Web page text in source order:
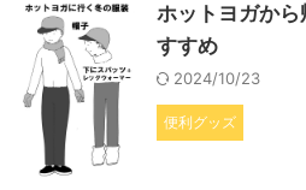
ホットヨガか
すすめ
2024/10/23
便利グッズ